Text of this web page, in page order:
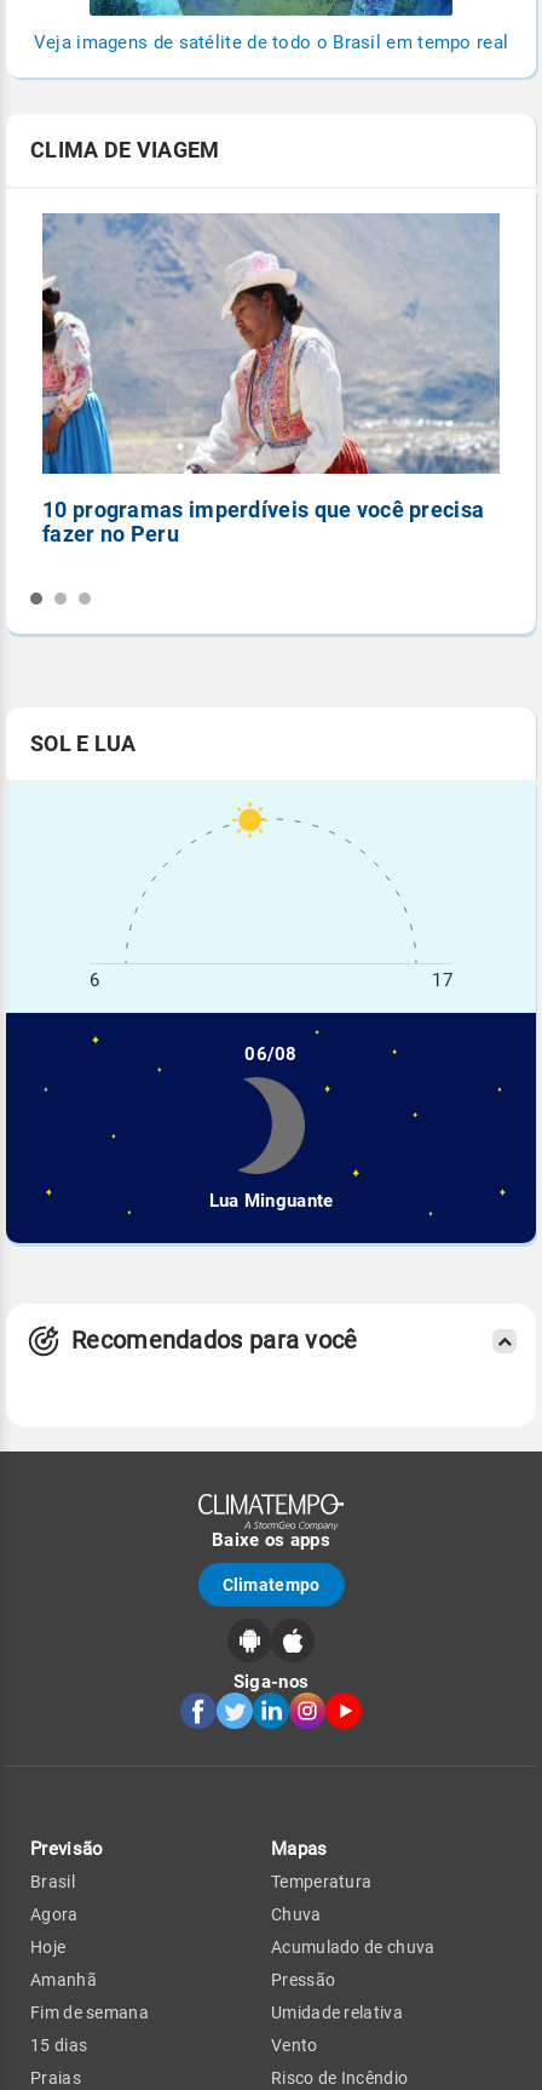
Veja imagens de satélite de todo o Brasil em tempo real
CLIMA DE VIAGEM
10 programas imperdíveis que você precisa
fazer no Peru
SOL E LUA
6 17
06/08
Lua Minguante
Recomendados para você
Baixe os apps
Climatempo
Siga-nos
Previsão
Brasil
Agora
Hoje
Amanhã
Fim de semana
15 dias
Praias
Mapas
Temperatura
Chuva
Acumulado de chuva
Pressão
Umidade relativa
Vento
Risco de Incêndio